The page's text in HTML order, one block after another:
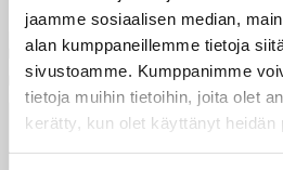
jaamme sosiaalisen median,
alan kumppaneillemme tietoja
sivustoamme. Kumppanimme
tietoja muihin tietoihin, joita olet
kerätty, kun olet käyttänyt heidän